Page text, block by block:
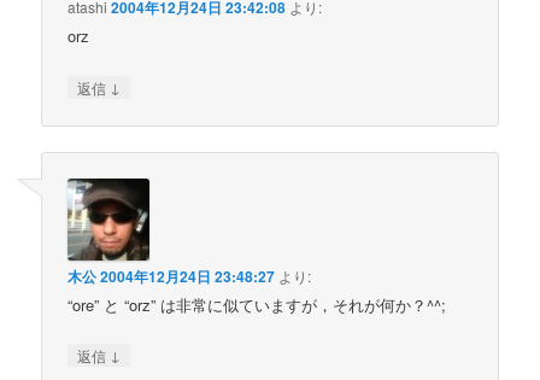
atashi 2004年12月24日 23:42:08 より:
orz
返信 ↓
木公2004年12月24日 23:48:27 より:
“ore” と “orz” は非常に似ていますが，それが何か？^^;
返信 ↓